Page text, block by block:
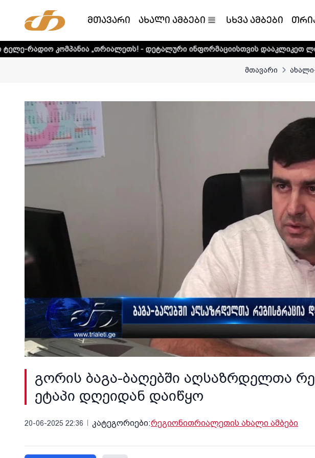
მთავარი ახალი ამბები სხვა ამბები
„თრიალეთს! - დეტალური ინფორმაციისთვის დააკლიკეთ ლინკს
მთავარი
გორის ბაგა-ბაღებში აღსაზრდელთა
ეტაპი დღეიდან დაიწყო
20-06-2025 22:36 კატეგორიები:რეგიონითრიალეთის ახალი ამბები